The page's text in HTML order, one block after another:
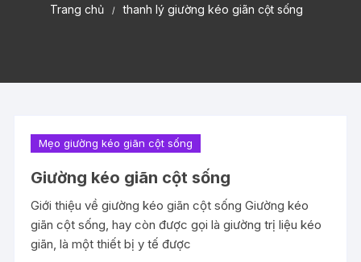
Trang chủ thanh lý giường kéo giãn cột sống
Mẹo giường kéo giãn cột sống
Giường kéo giãn cột sống
Giới thiệu về giường kéo giãn cột sống Giường kéo
giãn cột sống, hay còn được gọi là giường trị liệu kéo
giãn, là một thiết bị y tế được